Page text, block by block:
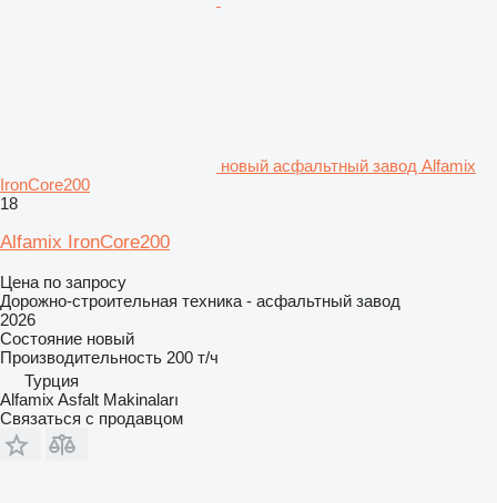
новый асфальтный завод Alfamix
IronCore200
18
Alfamix IronCore200
Цена по запросу
Дорожно-строительная техника - асфальтный завод
2026
Состояние новый
Производительность 200 т/ч
Турция
Alfamix Asfalt Makinaları
Связаться с продавцом